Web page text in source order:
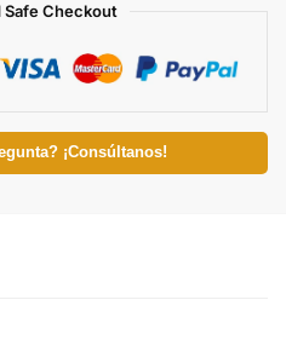
Safe Checkout
¡Consúltanos!